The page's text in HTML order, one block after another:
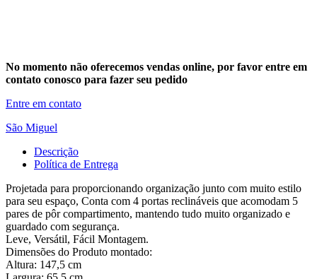
No momento não oferecemos vendas online, por favor entre em
contato conosco para fazer seu pedido
Entre em contato
São Miguel
Descrição
Política de Entrega
Projetada para proporcionando organização junto com muito estilo
para seu espaço, Conta com 4 portas reclináveis que acomodam 5
pares de pôr compartimento, mantendo tudo muito organizado e
guardado com segurança.
Leve, Versátil, Fácil Montagem.
Dimensões do Produto montado:
Altura: 147,5 cm